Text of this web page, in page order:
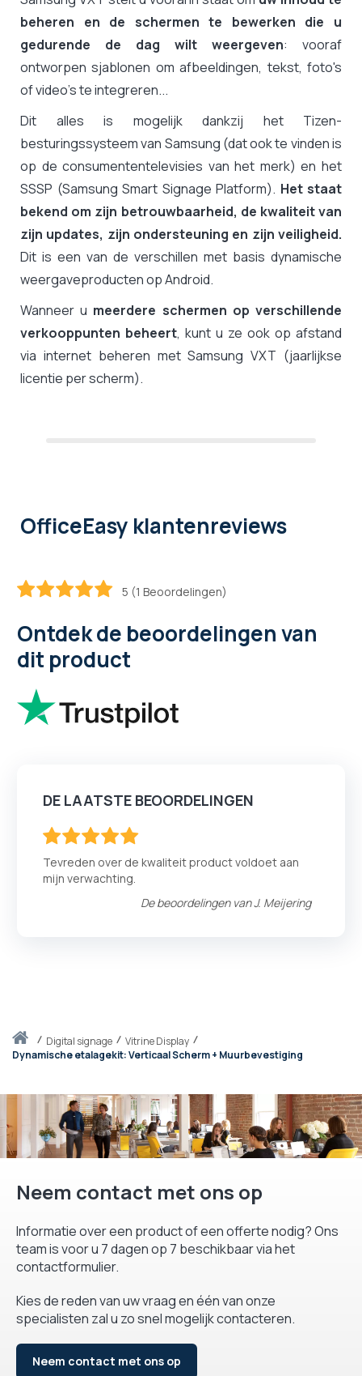
Thuisdigital signage
Vitrine Display
Dynamische etalagekit: Verticaal Scherm + Muurbevestiging
beheren en de schermen te bewerken die u
gedurende de dag wilt weergeven: vooraf
ontworpen sjablonen om afbeeldingen, tekst, foto's
of video's te integreren...
Dit alles is mogelijk dankzij het Tizen-
besturingssysteem van Samsung (dat ook te vinden is
op de consumententelevisies van het merk) en het
SSSP (Samsung Smart Signage Platform). Het staat
bekend om zijn betrouwbaarheid, de kwaliteit van
zijn updates, zijn ondersteuning en zijn veiligheid.
Dit is een van de verschillen met basis dynamische
weergaveproducten op Android.
Wanneer u meerdere schermen op verschillende
verkooppunten beheert, kunt u ze ook op afstand
via internet beheren met Samsung VXT (jaarlijkse
licentie per scherm).
OfficeEasy klantenreviews
5 (1 Beoordelingen)
Ontdek de beoordelingen van
dit product
DE LAATSTE BEOORDELINGEN
Tevreden over de kwaliteit product voldoet aan
mijn verwachting.
De beoordelingen vanJ. Meijering
Neem contact met ons op
Informatie over een product of een offerte nodig? Ons
team is voor u 7 dagen op 7 beschikbaar via het
contactformulier.
Kies de reden van uw vraag en één van onze
specialisten zal u zo snel mogelijk contacteren.
Neem contact met ons op